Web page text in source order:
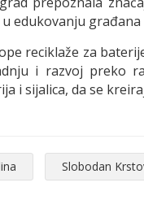
edukovanju
reciklaže za
i razvoj preko
i sijalica, da se
Slobodan